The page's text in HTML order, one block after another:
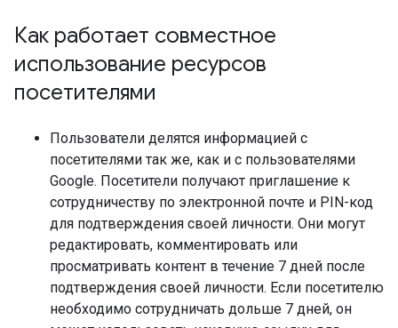
Как работает совместное
использование ресурсов
посетителями
Пользователи делятся информацией с
посетителями так же, как и с пользователями
Google. Посетители получают приглашение к
сотрудничеству по электронной почте и PIN-код
для подтверждения своей личности. Они могут
редактировать, комментировать или
просматривать контент в течение 7 дней после
подтверждения своей личности. Если посетителю
необходимо сотрудничать дольше 7 дней, он